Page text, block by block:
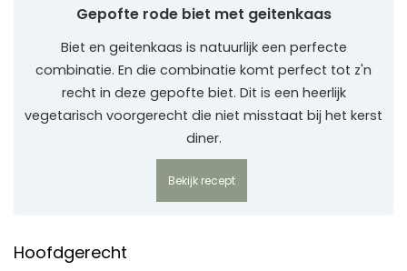
Gepofte rode biet met geitenkaas
Biet en geitenkaas is natuurlijk een perfecte
combinatie. En die combinatie komt perfect tot z'n
recht in deze gepofte biet. Dit is een heerlijk
vegetarisch voorgerecht die niet misstaat bij het kerst
diner.
Bekijk recept
Hoofdgerecht